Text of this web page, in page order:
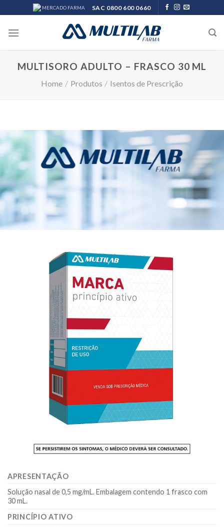
to
content
MERCADO FARMA SAC 0800 600 0660
MULTISORO ADULTO – FRASCO 30 ML
Home / Produtos / Isentos de Prescrição
APRESENTAÇÃO
Solução nasal de 0,5 mg/mL. Embalagem contendo 1 frasco com
30 mL.
PRINCÍPIO ATIVO